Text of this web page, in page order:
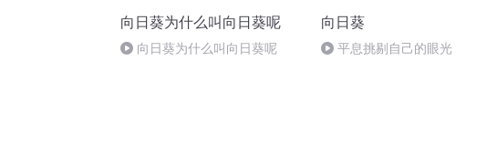
向日葵为什么叫向日葵呢
向日葵为什么叫向日葵呢
向日葵
平息挑剔自己的眼光